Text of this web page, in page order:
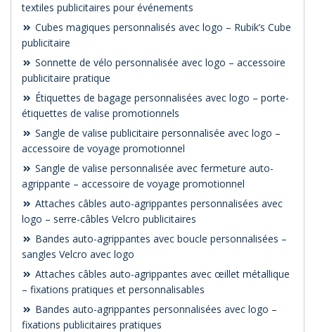
textiles publicitaires pour événements
Cubes magiques personnalisés avec logo – Rubik’s Cube
publicitaire
Sonnette de vélo personnalisée avec logo – accessoire
publicitaire pratique
Étiquettes de bagage personnalisées avec logo – porte-
étiquettes de valise promotionnels
Sangle de valise publicitaire personnalisée avec logo –
accessoire de voyage promotionnel
Sangle de valise personnalisée avec fermeture auto-
agrippante – accessoire de voyage promotionnel
Attaches câbles auto-agrippantes personnalisées avec
logo – serre-câbles Velcro publicitaires
Bandes auto-agrippantes avec boucle personnalisées –
sangles Velcro avec logo
Attaches câbles auto-agrippantes avec œillet métallique
– fixations pratiques et personnalisables
Bandes auto-agrippantes personnalisées avec logo –
fixations publicitaires pratiques